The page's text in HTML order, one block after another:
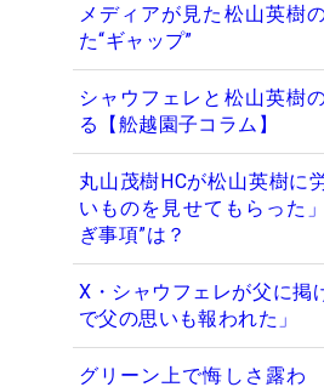
メディアが見た松山英樹
た“ギャップ”
シャウフェレと松山英樹
る【舩越園子コラム】
丸山茂樹HCが松山英樹に
いものを見せてもらった
ぎ事項”は？
X・シャウフェレが父に
で父の思いも報われた」
グリーン上で悔しさ露わ